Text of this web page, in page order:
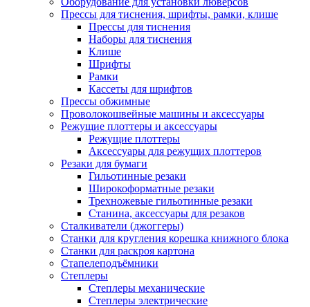
Прессы для тиснения, шрифты, рамки, клише
Прессы для тиснения
Наборы для тиснения
Клише
Шрифты
Рамки
Кассеты для шрифтов
Прессы обжимные
Проволокошвейные машины и аксессуары
Режущие плоттеры и аксессуары
Режущие плоттеры
Аксессуары для режущих плоттеров
Резаки для бумаги
Гильотинные резаки
Широкоформатные резаки
Трехножевые гильотинные резаки
Станина, аксессуары для резаков
Сталкиватели (джоггеры)
Станки для кругления корешка книжного блока
Станки для раскроя картона
Стапелеподъёмники
Степлеры
Степлеры механические
Степлеры электрические